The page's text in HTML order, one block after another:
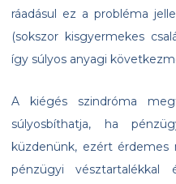
ráadásul ez a probléma
(sokszor kisgyermekes
így súlyos anyagi
A kiégés szindróma
súlyosbíthatja, ha
küzdenünk, ezért
pénzügyi